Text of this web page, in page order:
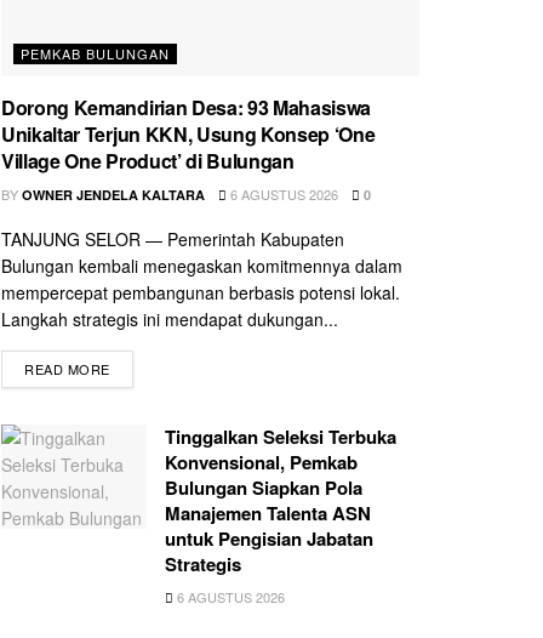
PEMKAB BULUNGAN
Dorong Kemandirian Desa: 93 Mahasiswa
Unikaltar Terjun KKN, Usung Konsep ‘One
Village One Product’ di Bulungan
BY OWNER JENDELA KALTARA 6 AGUSTUS 2026 0
TANJUNG SELOR — Pemerintah Kabupaten
Bulungan kembali menegaskan komitmennya dalam
mempercepat pembangunan berbasis potensi lokal.
Langkah strategis ini mendapat dukungan...
READ MORE
Tinggalkan Seleksi Terbuka
Konvensional, Pemkab
Bulungan Siapkan Pola
Manajemen Talenta ASN
untuk Pengisian Jabatan
Strategis
6 AGUSTUS 2026